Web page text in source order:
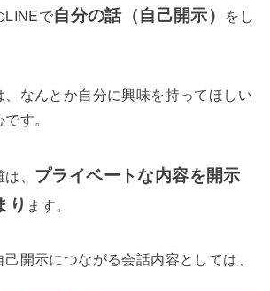
LINEで自分の話（自己開示） をし
なんとか自分に興味を持ってほしい
す。
、 プライベートな内容を開示
り ます。
開示につながる会話内容としては、